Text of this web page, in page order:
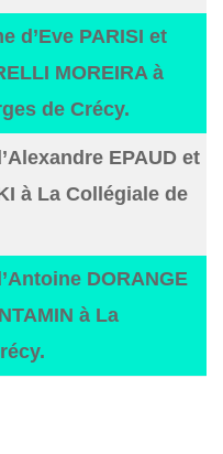
d’Eve PARISI et
MOREIRA à
de Crécy.
EPAUD et
à La Collégiale de
DORANGE
à La